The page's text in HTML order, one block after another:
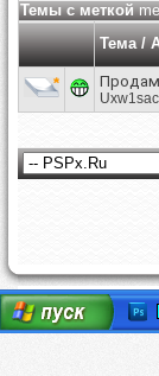
Темы с меткой
Тема /
Продам
Uxw1sac